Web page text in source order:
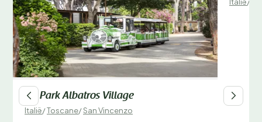
Hu Park Albatros Village
Italië/Toscane/San Vincenzo
Italië/